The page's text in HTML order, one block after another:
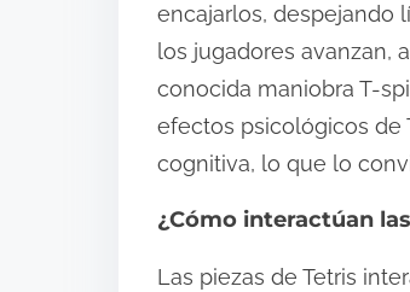
encajarlos, despejando
los jugadores avanzan,
conocida maniobra T-
efectos psicológicos de
cognitiva, lo que lo
¿Cómo interactúan
Las piezas de Tetris